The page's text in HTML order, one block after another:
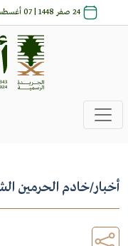
24 صفر 1448 | 07 أغسطس 2026
أخبار/خادم الحرمين